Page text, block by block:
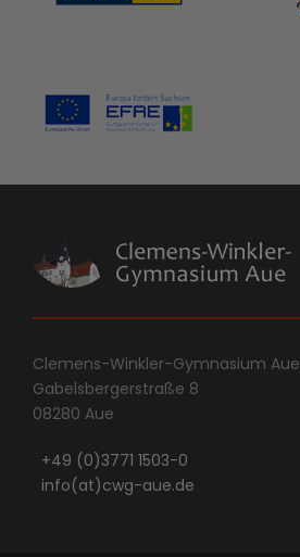
Clemens-Winkler-Gymnasium Aue
Gabelsbergerstraße 8
08280 Aue
+49 (0)3771 1503-0
info(at)cwg-aue.de